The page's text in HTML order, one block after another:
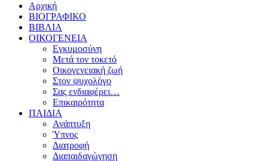
Αρχική
ΒΙΟΓΡΑΦΙΚΟ
ΒΙΒΛΙΑ
ΟΙΚΟΓΕΝΕΙΑ
Εγκυμοσύνη
Μετά τον τοκετό
Οικογενειακή ζωή
Στον ψυχολόγο
Σας ενδιαφέρει…
Επικαιρότητα
ΠΑΙΔΙΑ
Ανάπτυξη
Ύπνος
Διατροφή
Διαπαιδαγώγηση